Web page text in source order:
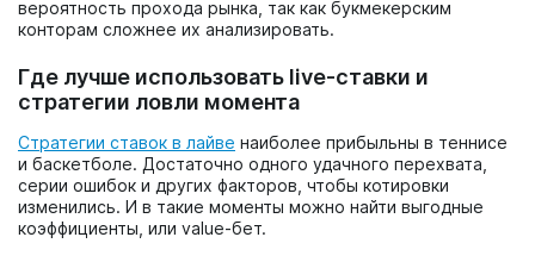
вероятность прохода рынка, так как букмекерским
конторам сложнее их анализировать.
Где лучше использовать live-ставки и
стратегии ловли момента
Стратегии ставок в лайве наиболее прибыльны в теннисе
и баскетболе. Достаточно одного удачного перехвата,
серии ошибок и других факторов, чтобы котировки
изменились. И в такие моменты можно найти выгодные
коэффициенты, или value-бет.